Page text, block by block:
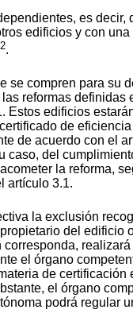
es decir,
edificios y con una
2.
se compren para su
reformas definidas
Estos edificios
de
de acuerdo con el
caso, del
la reforma,
artículo 3.1.
la exclusión
del edificio
corresponda,
el órgano
de certificación
el órgano
podrá regular